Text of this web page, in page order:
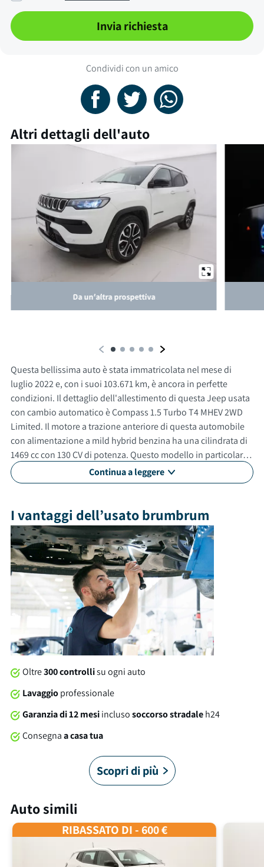
Invia richiesta
Condividi con un amico
Altri dettagli dell'auto
Da un'altra prospettiva
Questa bellissima auto è stata immatricolata nel mese di
luglio 2022 e, con i suoi 103.671 km, è ancora in perfette
condizioni. Il dettaglio dell'allestimento di questa Jeep usata
con cambio automatico è Compass 1.5 Turbo T4 MHEV 2WD
Limited. Il motore a trazione anteriore di questa automobile
con alimentazione a mild hybrid benzina ha una cilindrata di
1469 cc con 130 CV di potenza. Questo modello in particolare
può raggiungere una velocità massima di 192 km/h. Questa
vettura usata è adatta anche per neopatentati. Gli esterni
nero. Questa auto ha 5 porte, 5 posti a sedere e un bagagliaio
con capacità di 438 litri. Tra gli optional e le dotazioni
troviamo: cerchi in lega, isofix, keyless e molto altro ancora. Al
momento della consegna, questa auto sarà soggetta a
lavaggio professionale compreso nel prezzo. Su tutte le
nostre auto offriamo una garanzia brumbrum di 12 mesi dalla
consegna con soccorso stradale 24/7 in Italia e in Europa. È
arrivato il momento di allacciare le cinture!
Continua a leggere
I vantaggi dell’usato brumbrum
Oltre300 controllisu ogni auto
Lavaggioprofessionale
Garanzia di 12 mesiinclusosoccorso stradaleh24
Consegnaa casa tua
Scopri di più
Auto simili
RIBASSATO DI - 600 €